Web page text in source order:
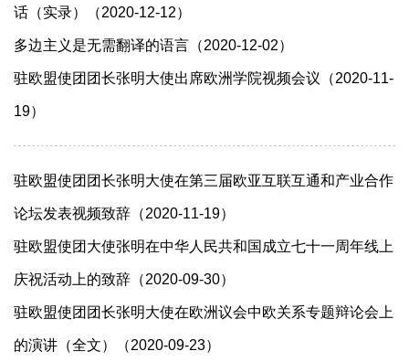
话（实录）（2020-12-12）
多边主义是无需翻译的语言（2020-12-02）
驻欧盟使团团长张明大使出席欧洲学院视频会议（2020-11-
19）
驻欧盟使团团长张明大使在第三届欧亚互联互通和产业合作
论坛发表视频致辞（2020-11-19）
驻欧盟使团大使张明在中华人民共和国成立七十一周年线上
庆祝活动上的致辞（2020-09-30）
驻欧盟使团团长张明大使在欧洲议会中欧关系专题辩论会上
的演讲（全文）（2020-09-23）